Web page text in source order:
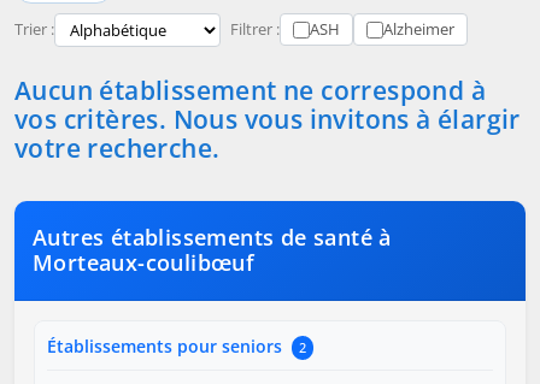
Trier : Filtrer : ASH Alzheimer
Aucun établissement ne correspond à
vos critères. Nous vous invitons à élargir
votre recherche.
Autres établissements de santé à
Morteaux-coulibœuf
Établissements pour seniors 2